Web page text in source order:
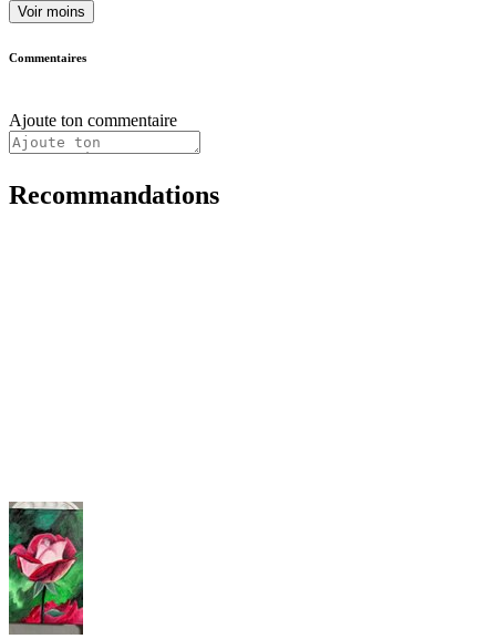
Voir moins
Commentaires
Ajoute ton commentaire
Recommandations